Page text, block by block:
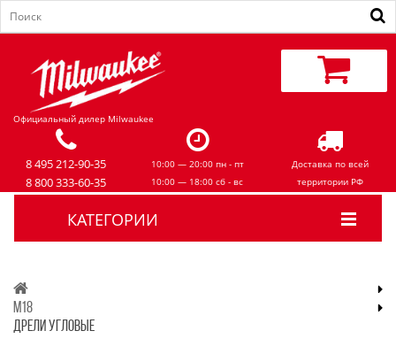
Официальный дилер Milwaukee
8 495 212-90-35
8 800 333-60-35
10:00 — 20:00 пн - пт
10:00 — 18:00 сб - вс
Доставка по всей
территории РФ
КАТЕГОРИИ
M18
ДРЕЛИ УГЛОВЫЕ